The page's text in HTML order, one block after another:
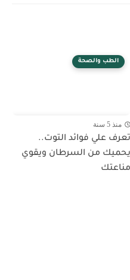
الطب والصحة
منذ 5 سنة
تعرف علي فوائد التوت..
يحميك من السرطان ويقوي
مناعتك